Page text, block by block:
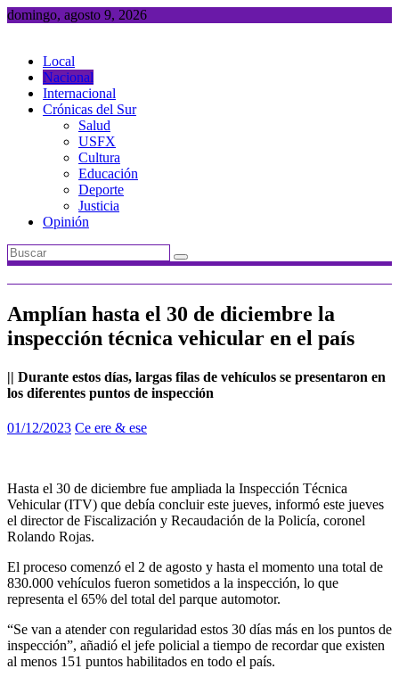
Saltar
domingo, agosto 9, 2026
Local
Nacional
Internacional
Crónicas del Sur
Salud
USFX
Cultura
Educación
Deporte
Justicia
Opinión
Amplían hasta el 30 de diciembre la
inspección técnica vehicular en el país
|| Durante estos días, largas filas de vehículos se presentaron en
los diferentes puntos de inspección
01/12/2023 Ce ere & ese
Hasta el 30 de diciembre fue ampliada la Inspección Técnica
Vehicular (ITV) que debía concluir este jueves, informó este jueves
el director de Fiscalización y Recaudación de la Policía, coronel
Rolando Rojas.
El proceso comenzó el 2 de agosto y hasta el momento una total de
830.000 vehículos fueron sometidos a la inspección, lo que
representa el 65% del total del parque automotor.
“Se van a atender con regularidad estos 30 días más en los puntos de
inspección”, añadió el jefe policial a tiempo de recordar que existen
al menos 151 puntos habilitados en todo el país.